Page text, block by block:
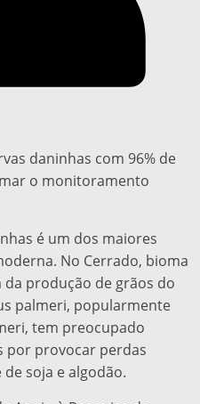
daninhas com 96% de
o monitoramento
é um dos maiores
No Cerrado, bioma
produção de grãos do
palmeri, popularmente
tem preocupado
por provocar perdas
soja e algodão.